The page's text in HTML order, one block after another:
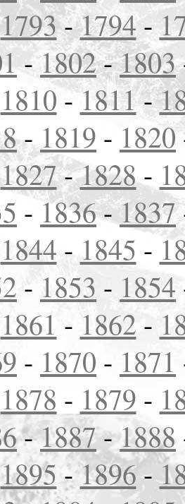
1793-1794-
-1802-1803
1810 -1811-
- 1819 - 1820
1827-1828-
- 1836-1837
1844 - 1845 -
- 1853 - 1854
1861 - 1862 -
- 1870 - 1871
1878 - 1879 -
-1887-1888
1895-1896-